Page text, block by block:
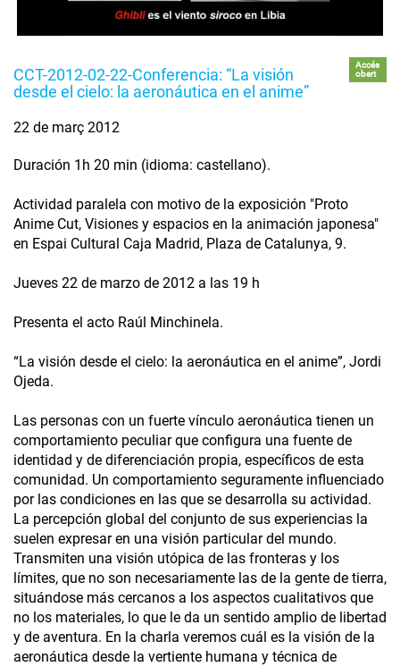
CCT-2012-02-22-Conferencia: “La visión
desde el cielo: la aeronáutica en el anime”
Accés
obert
22 de març 2012
Duración 1h 20 min (idioma: castellano).
Actividad paralela con motivo de la exposición "Proto
Anime Cut, Visiones y espacios en la animación japonesa"
en Espai Cultural Caja Madrid, Plaza de Catalunya, 9.
Jueves 22 de marzo de 2012 a las 19 h
Presenta el acto Raúl Minchinela.
“La visión desde el cielo: la aeronáutica en el anime”, Jordi
Ojeda.
Las personas con un fuerte vínculo aeronáutica tienen un
comportamiento peculiar que configura una fuente de
identidad y de diferenciación propia, específicos de esta
comunidad. Un comportamiento seguramente influenciado
por las condiciones en las que se desarrolla su actividad.
La percepción global del conjunto de sus experiencias la
suelen expresar en una visión particular del mundo.
Transmiten una visión utópica de las fronteras y los
límites, que no son necesariamente las de la gente de tierra,
situándose más cercanos a los aspectos cualitativos que
no los materiales, lo que le da un sentido amplio de libertad
y de aventura. En la charla veremos cuál es la visión de la
aeronáutica desde la vertiente humana y técnica de